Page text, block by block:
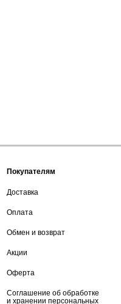
Покупателям
Доставка
Оплата
Обмен и возврат
Акции
Оферта
Соглашение об обработке
и хранении персональных